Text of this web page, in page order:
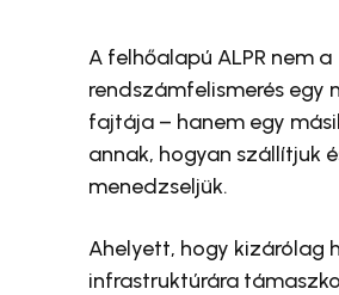
A felhőalapú ALPR nem a
rendszámfelismerés egy
fajtája – hanem egy
annak, hogyan szállítjuk
menedzseljük.
Ahelyett, hogy kizárólag
infrastruktúrára